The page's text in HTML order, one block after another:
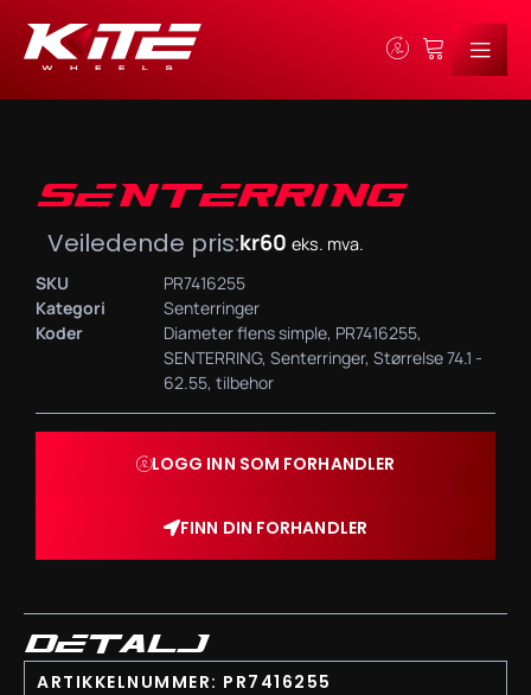
SENTERRING
Veiledende pris:kr60 eks. mva.
SKU
PR7416255
Kategori
Senterringer
Koder
Diameter flens simple, PR7416255,
SENTERRING, Senterringer, Størrelse 74.1 -
62.55, tilbehor
LOGG INN SOM FORHANDLER
FINN DIN FORHANDLER
DETALJ
ARTIKKELNUMMER: PR7416255